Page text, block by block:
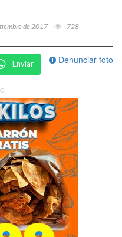
de 2017 728
Denunciar foto
Enviar